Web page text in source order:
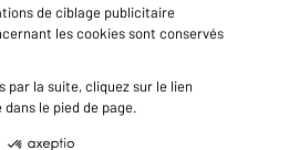
- 371 m2 - Miers - 46 - MIDI-PYRENEES
- 407 m2 - Gramat - 46 - MIDI-PYRENEES
m2 - Gramat - 46 - MIDI-PYRENEES
171 m2 - Alvignac - 46 - MIDI-PYRENEES